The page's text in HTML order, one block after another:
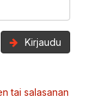
Kirjaudu
tai salasanan